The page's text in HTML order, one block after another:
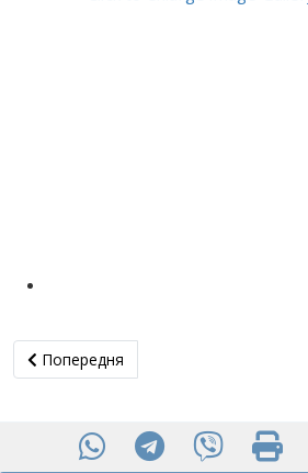
Попередня стаття: 23 березня у
Попередня